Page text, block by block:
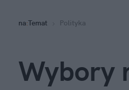
na:Temat Polityka
Wybory